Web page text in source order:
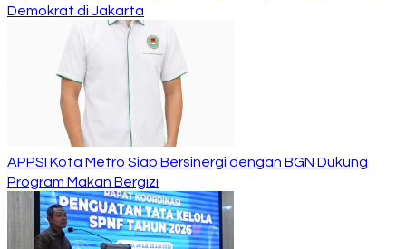
Demokrat di Jakarta
APPSI Kota Metro Siap Bersinergi dengan BGN Dukung
Program Makan Bergizi